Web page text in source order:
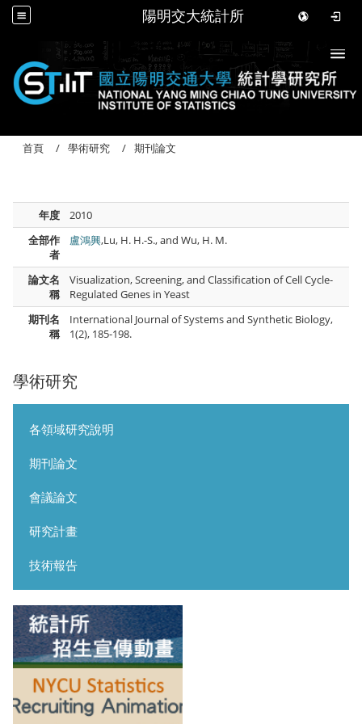
陽明交大統計所
學術研究
各領域研究說明
期刊論文
會議論文
研究計畫
技術報告
首頁 學術研究 期刊論文
年度
2010
全部作
者
盧鴻興,Lu, H. H.-S., and Wu, H. M.
論文名
稱
Visualization, Screening, and Classification of Cell Cycle-
Regulated Genes in Yeast
期刊名
稱
International Journal of Systems and Synthetic Biology,
1(2), 185-198.